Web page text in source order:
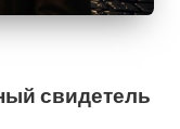
свидетель